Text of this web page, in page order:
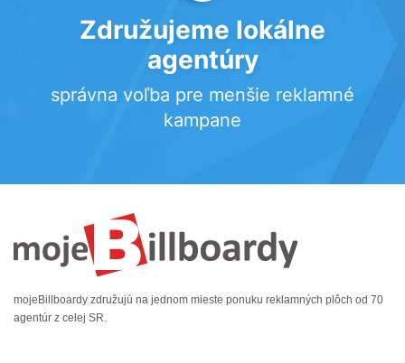
Združujeme lokálne
agentúry
správna voľba pre menšie reklamné
kampane
mojeBillboardy združujú na jednom mieste ponuku reklamných plôch od 70
agentúr z celej SR.